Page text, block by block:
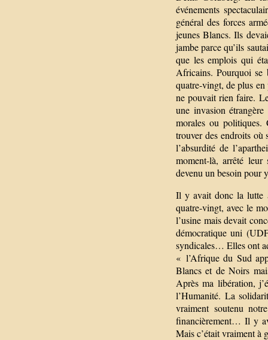
événements
général des forces
jeunes Blancs. Ils
jambe parce qu’ils
que les emplois qui
Africains. Pourquoi se
quatre-vingt, de plus
ne pouvait rien faire.
une invasion
morales ou politiques.
trouver des endroits où
l’absurdité de
moment-là, arrêté leur
devenu un besoin pour
Il y avait donc la lutte
quatre-vingt, avec le
l’usine mais devait
démocratique uni
syndicales… Elles ont
« l’Afrique du Sud
Blancs et de Noirs
Après ma libération,
l’Humanité. La
vraiment soutenu
financièrement… Il y
Mais c’était vraiment à